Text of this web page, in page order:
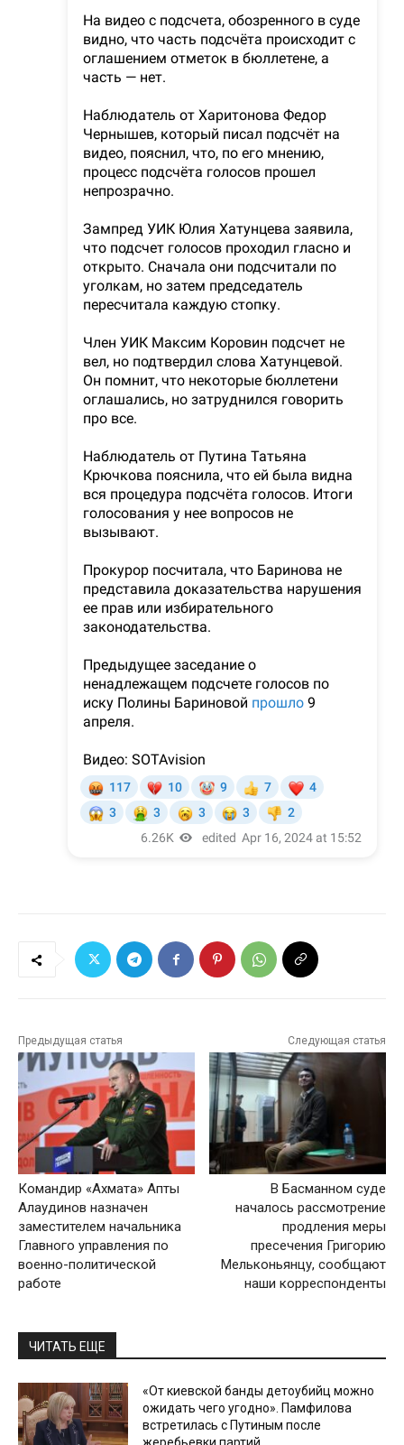
Предыдущая статья
Командир «Ахмата» Апты
Алаудинов назначен
заместителем начальника
Главного управления по
военно-политической
работе
Следующая статья
В Басманном суде
началось рассмотрение
продления меры
пресечения Григорию
Мельконьянцу, сообщают
наши корреспонденты
ЧИТАТЬ ЕЩЕ
«От киевской банды детоубийц можно
ожидать чего угодно». Памфилова
встретилась с Путиным после